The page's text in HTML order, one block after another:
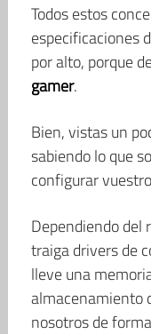
Todos estos
especificaciones
por alto, porque
gamer.
Bien, vistas un
sabiendo lo que
configurar
Dependiendo del
traiga drivers de
lleve una
almacenamiento
nosotros de